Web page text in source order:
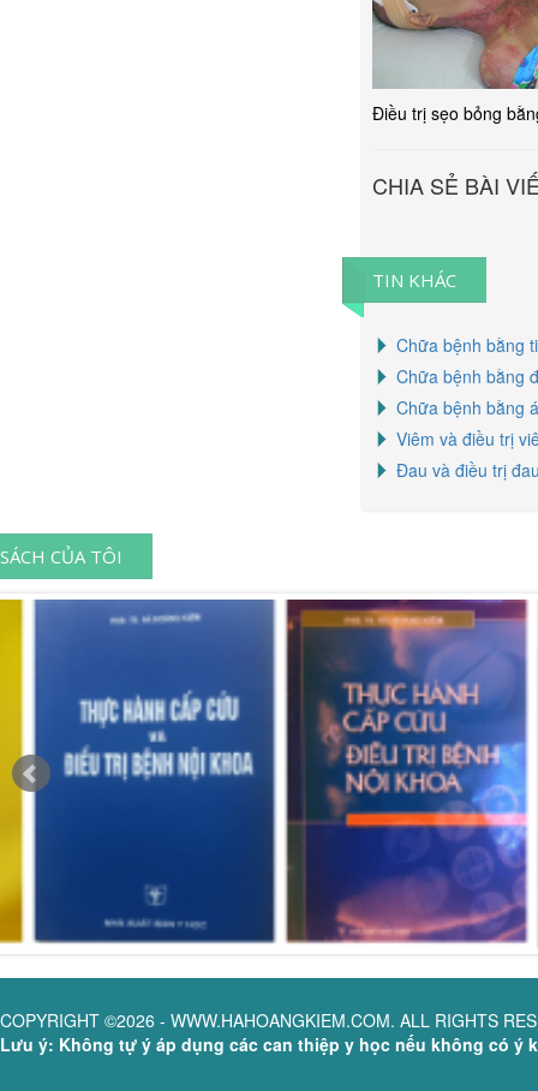
Điều trị sẹo bỏng
CHIA SẺ BÀI
TIN KHÁC
Chữa bệnh bằng
Chữa bệnh bằng
Chữa bệnh bằng
Viêm và điều trị
Đau và điều trị
SÁCH CỦA TÔI
COPYRIGHT ©2026 - WWW.HAHOANGKIEM.COM. ALL RIGHTS
Lưu ý: Không tự ý áp dụng các can thiệp y học nếu không có ý